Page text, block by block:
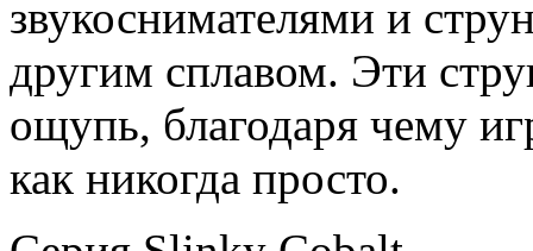
звукоснимателями и
другим сплавом. Эти
ощупь, благодаря чему
как никогда просто.